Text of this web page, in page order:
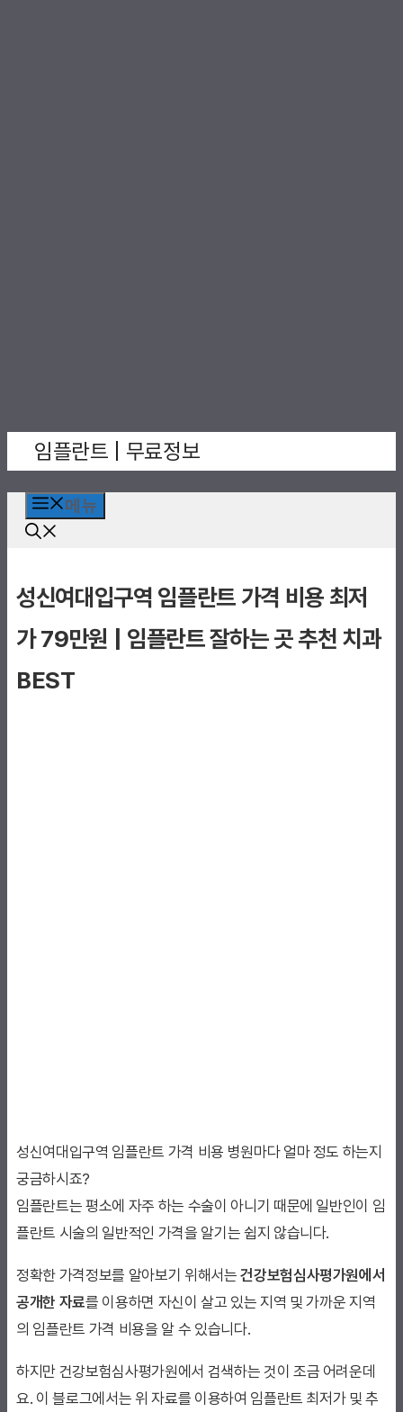
임플란트 | 무료정보
메뉴
성신여대입구역 임플란트 가격 비용 최저
가 79만원 | 임플란트 잘하는 곳 추천 치과
BEST
성신여대입구역 임플란트 가격 비용 병원마다 얼마 정도 하는지
궁금하시죠?
임플란트는 평소에 자주 하는 수술이 아니기 때문에 일반인이 임
플란트 시술의 일반적인 가격을 알기는 쉽지 않습니다.
정확한 가격정보를 알아보기 위해서는건강보험심사평가원에서
공개한 자료를 이용하면 자신이 살고 있는 지역 및 가까운 지역
의 임플란트 가격 비용을 알 수 있습니다.
하지만 건강보험심사평가원에서 검색하는 것이 조금 어려운데
요. 이 블로그에서는 위 자료를 이용하여 임플란트 최저가 및 추